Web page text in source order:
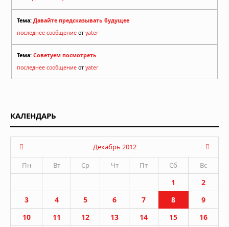
Тема: Давайте предсказывать будущее
последнее сообщение от yater
Тема: Советуем посмотреть
последнее сообщение от yater
КАЛЕНДАРЬ
Декабрь 2012
Пн
Вт Ср Чт Пт Сб Вс
1
2
3
4 5 6 7 8
9
10
11 12 13 14 15
16